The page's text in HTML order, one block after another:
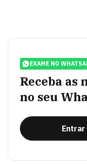
EXAME NO
Receba as
no seu
Entrar